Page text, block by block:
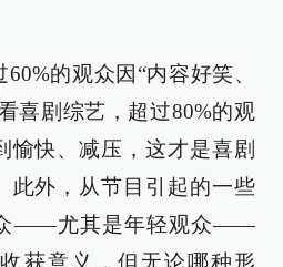
的观众因“内容好笑、
喜剧综艺，超过80%的观
愉快、减压，这才是喜剧
此外，从节目引起的一些
——尤其是年轻观众——
获意义，但无论哪种形